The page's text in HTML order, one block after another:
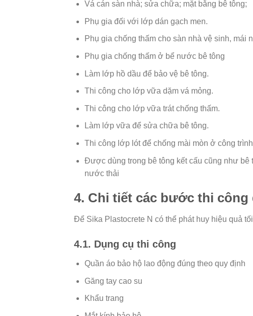
Vá cán sàn nhà; sửa chữa; mặt bằng bê tông;
Phụ gia đối với lớp dán gạch men.
Phụ gia chống thấm cho sàn nhà vệ sinh, mái
Phụ gia chống thấm ở bể nước bê tông
Làm lớp hồ dầu để bảo vệ bê tông.
Thi công cho lớp vữa dặm vá mỏng.
Thi công cho lớp vữa trát chống thấm.
Làm lớp vữa để sửa chữa bê tông.
Thi công lớp lót để chống mài mòn ở công trình
Được dùng trong bê tông kết cấu cũng như
nước thải
4. Chi tiết các bước thi công
Để Sika Plastocrete N có thể phát huy hiệu quả
4.1. Dụng cụ thi công
Quần áo bảo hộ lao động đúng theo quy định
Găng tay cao su
Khẩu trang